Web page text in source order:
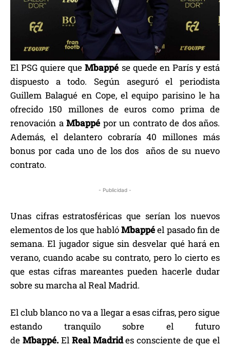
El PSG quiere queMbappé se quede en París y está
dispuesto a todo. Según aseguró el periodista
Guillem Balagué en Cope, el equipo parisino le ha
ofrecido 150 millones de euros como prima de
renovación a Mbappé por un contrato de dos años.
Además, el delantero cobraría 40 millones más
bonus por cada uno de los dos años de su nuevo
contrato.
- Publicidad -
Unas cifras estratosféricas que serían los nuevos
elementos de los que hablóMbappéel pasado fin de
semana. El jugador sigue sin desvelar qué hará en
verano, cuando acabe su contrato, pero lo cierto es
que estas cifras mareantes pueden hacerle dudar
sobre su marcha al Real Madrid.
El club blanco no va a llegar a esas cifras, pero sigue
estando tranquilo sobre el futuro
de Mbappé.El Real Madrides consciente de que el